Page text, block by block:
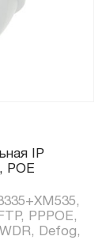
IP
POE
PPPOE,
Defog,